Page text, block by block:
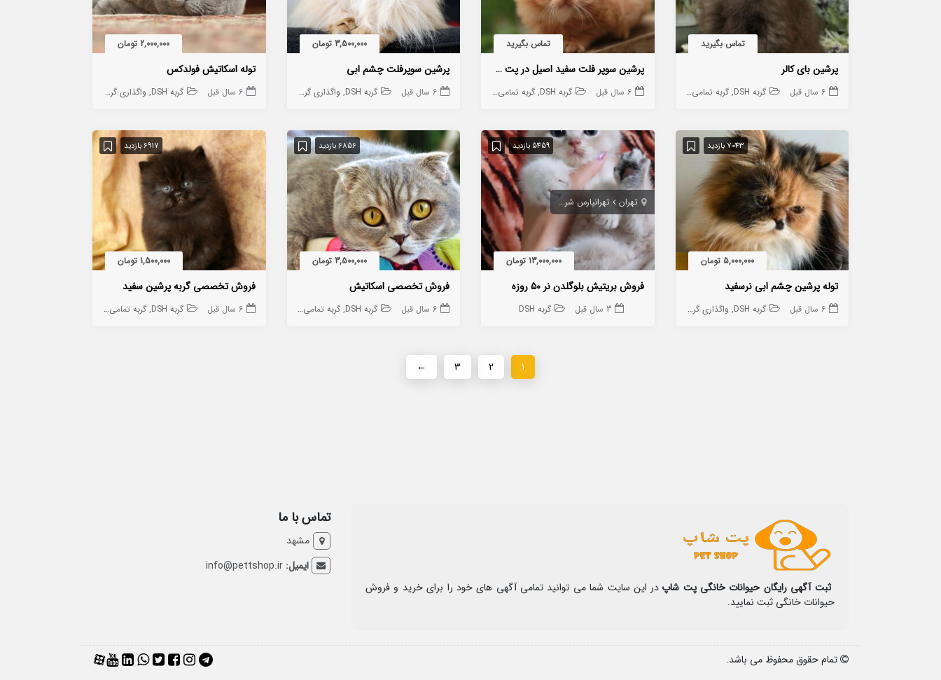
تماس بگیرید
پرشین بای کالر
6 سال قبل گربه DSH گربه تمامی نژاد ها به جز DSH
تماس بگیرید
پرشین سوپر فلت سفید اصیل در پت شاپ نایت
6 سال قبل گربه DSH گربه تمامی نژاد ها به جز DSH واگذاری گربه
3,500,000 تومان
پرشین سوپرفلت چشم ابی
6 سال قبل گربه DSH واگذاری گربه گربه تمامی نژاد ها به جز DSH
2,000,000 تومان
توله اسکاتیش فولدکس
6 سال قبل گربه DSH واگذاری گربه
7043 بازدید
5,000,000 تومان
توله پرشین چشم ابی نرسفید
6 سال قبل گربه DSH واگذاری گربه گربه تمامی نژاد ها به جز DSH
5459 بازدید
تهران تهرانپارس شرقی
13,000,000 تومان
فروش بریتیش بلوگلدن نر ۵۰ روزه
3 سال قبل گربه DSH
6856 بازدید
3,500,000 تومان
فروش تخصصی اسکاتیش
6 سال قبل گربه DSH گربه تمامی نژاد ها به جز DSH
6917 بازدید
1,500,000 تومان
فروش تخصصی گربه پرشین سفید
6 سال قبل گربه DSH گربه تمامی نژاد ها به جز DSH
۱ ۲ ۳ ←
ثبت آگهی رایگان حیوانات خانگی پت شاپ در این سایت شما می توانید تمامی آگهی های خود را برای خرید و فروش
حیوانات خانگی ثبت نمایید.
تماس با ما
مشهد
ایمیل: info@pettshop.ir
تمام حقوق محفوظ می باشد.